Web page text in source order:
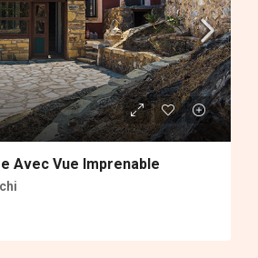
Avec Vue Imprenable